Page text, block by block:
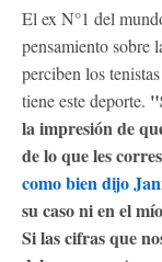
El ex N°1 del
pensamiento sobre
perciben los
tiene este deporte.
la impresión de
de lo que les
como bien dijo
su caso ni en el
Si las cifras que